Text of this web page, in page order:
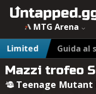
MTG Arena
Limited
Guida al
Mazzi trofeo
Teenage